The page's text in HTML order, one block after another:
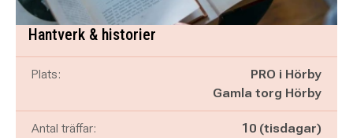
Hantverk & historier
Plats:
PRO i Hörby
Gamla torg Hörby
Antal träffar: 10 (tisdagar)